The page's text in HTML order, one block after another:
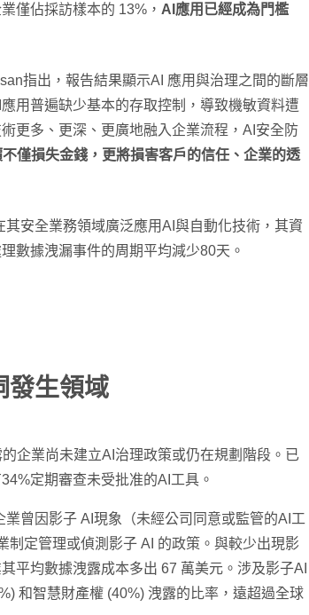
僅佔採訪樣本的 13%， AI應用已經成為門檻
指出，報告結果顯示AI 應用與治理之間的斷層
用普遍缺少基本的存取控制，導致機敏資料遭
更多、更深、更廣地融入企業流程，AI安全防
僅損失金錢，更將損害客戶的信任、企業的透
安全業務領域廣泛應用AI與自動化技術，其資
數據洩漏事件的周期平均減少80天。
發生領域
的企業尚未建立AI治理政策或仍在規劃階段。已
定期審查未受批准的AI工具。
業曾因影子 AI現象（未經公司同意或監管的AI工
制定管理或偵測影子 AI 的政策。與較少出現影
平均數據洩露成本多出 67 萬美元。涉及影子AI
和智慧財產權 (40%) 洩露的比率，遠超過全球